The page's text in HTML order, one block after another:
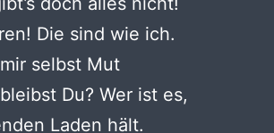
Die sind wie ich.
selbst Mut
Du? Wer ist es,
Laden hält.